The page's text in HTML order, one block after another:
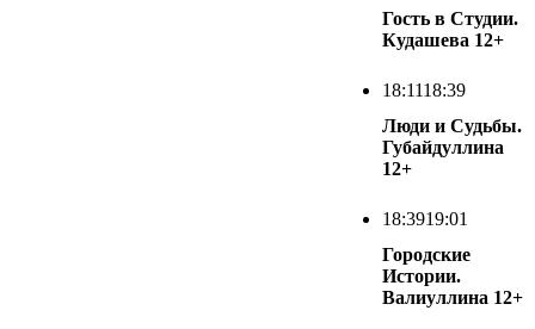
Гость в Студии.
Кудашева 12+
18:1118:39
Люди и Судьбы.
Губайдуллина
12+
18:3919:01
Городские
Истории.
Валиуллина 12+